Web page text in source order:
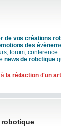
de vos créations
des
forum, conférence
news de robotique
à la rédaction d'un
robotique